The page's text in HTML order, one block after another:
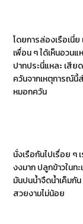
โดยการล่องเรือเนี่
เพื่อน ๆ ได้เห็นอวน
ปากประนี่แหละ เสีย
ควันจากเหตุการณ์นี้
หมอกควัน
นั่งเรือกันไปเรื่อย ๆ
งงมาก ปลูกข้าวในท
มันปนน้ำจืดน้ำเค็มกั
สวยงามไม่น้อย